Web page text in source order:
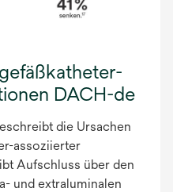
DACH-de
die Ursachen
assoziierter
Aufschluss über den
und extraluminalen